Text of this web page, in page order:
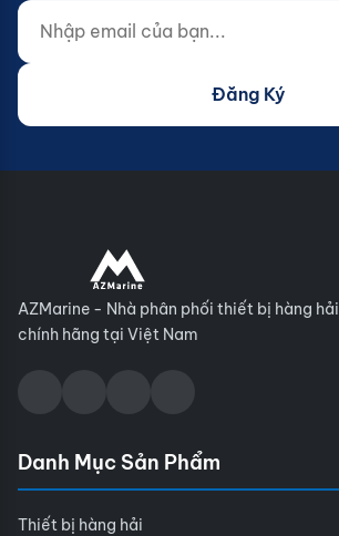
Nhập email của bạn...
Website (do not fill)
Đăng Ký
AZMarine - Nhà phân phối thiết bị hàng hải
chính hãng tại Việt Nam
Danh Mục Sản Phẩm
Thiết bị hàng hải